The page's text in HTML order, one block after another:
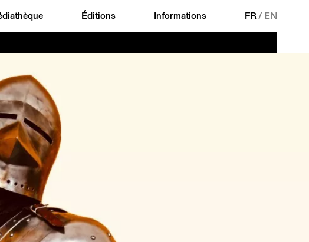
Éditions Informations FR/ EN